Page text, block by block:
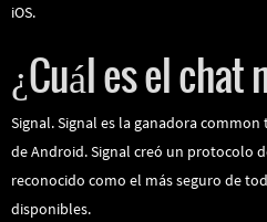
iOS.
¿Cuál es el chat
Signal. Signal es la ganadora
de Android. Signal creó un protocolo
reconocido como el más seguro de
disponibles.